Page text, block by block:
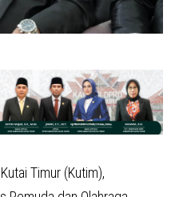
Timur (Kutim),